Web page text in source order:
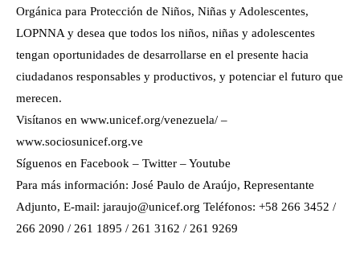
Orgánica para Protección de Niños, Niñas y Adolescentes,
LOPNNA y desea que todos los niños, niñas y adolescentes
tengan oportunidades de desarrollarse en el presente hacia
ciudadanos responsables y productivos, y potenciar el futuro que
merecen.
Visítanos en www.unicef.org/venezuela/ –
www.sociosunicef.org.ve
Síguenos en Facebook – Twitter – Youtube
Para más información: José Paulo de Araújo, Representante
Adjunto, E-mail: jaraujo@unicef.org Teléfonos: +58 266 3452 /
266 2090 / 261 1895 / 261 3162 / 261 9269